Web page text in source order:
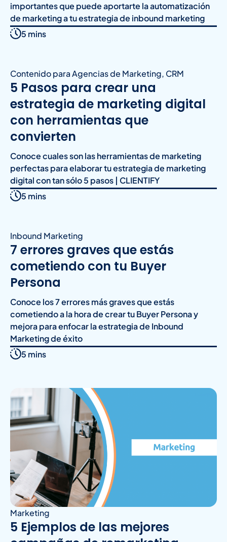
importantes que puede aportarte la automatización
de marketing a tu estrategia de inbound marketing
5 mins
Contenido para Agencias de Marketing, CRM
5 Pasos para crear una
estrategia de marketing digital
con herramientas que
convierten
Conoce cuales son las herramientas de marketing
perfectas para elaborar tu estrategia de marketing
digital con tan sólo 5 pasos | CLIENTIFY
5 mins
Inbound Marketing
7 errores graves que estás
cometiendo con tu Buyer
Persona
Conoce los 7 errores más graves que estás
cometiendo a la hora de crear tu Buyer Persona y
mejora para enfocar la estrategia de Inbound
Marketing de éxito
5 mins
Marketing
5 Ejemplos de las mejores